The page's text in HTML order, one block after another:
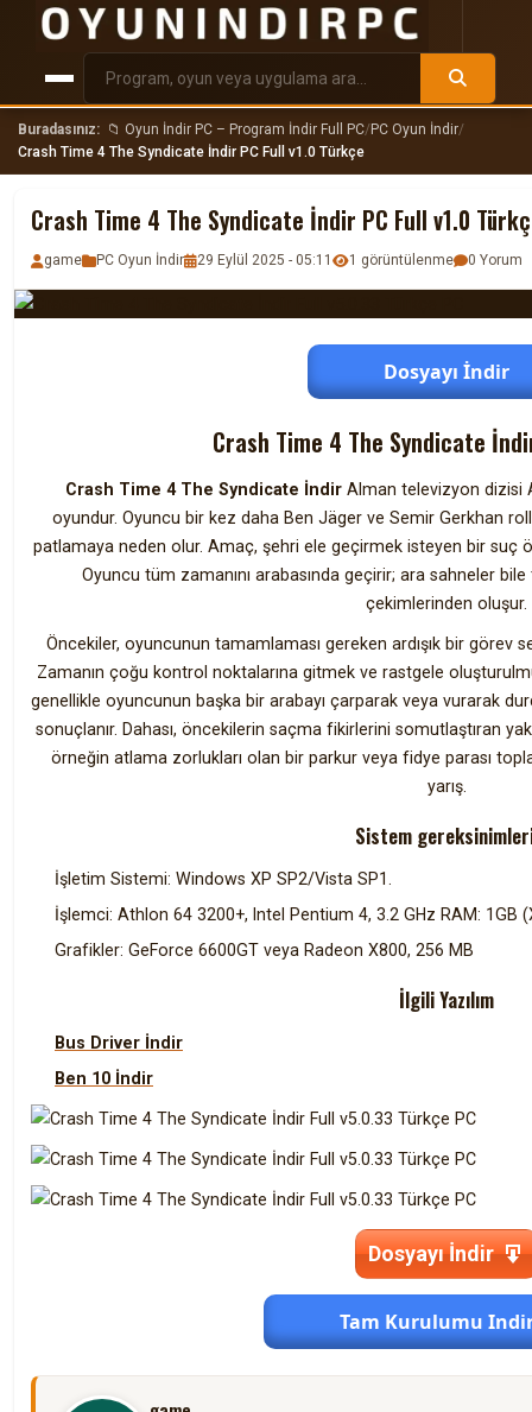
Buradasınız: 📁 Oyun İndir PC – Program İndir Full PC/PC Oyun İndir/
Crash Time 4 The Syndicate İndir PC Full v1.0 Türkçe
Crash Time 4 The Syndicate İndir PC Full v1.0
game PC Oyun İndir 29 Eylül 2025 - 05:11 1 görüntülenme 0 Yorum
Dosyayı İndir
Crash Time 4 The Syndicate
Crash Time 4 The Syndicate İndirAlman televizyon dizisi
oyundur. Oyuncu bir kez daha Ben Jäger ve Semir Gerkhan
patlamaya neden olur. Amaç, şehri ele geçirmek isteyen bir suç
Oyuncu tüm zamanını arabasında geçirir; ara sahneler
çekimlerinden oluşur.
Öncekiler, oyuncunun tamamlaması gereken ardışık bir görev
Zamanın çoğu kontrol noktalarına gitmek ve rastgele
genellikle oyuncunun başka bir arabayı çarparak veya vurarak
sonuçlanır. Dahası, öncekilerin saçma fikirlerini somutlaştıran
örneğin atlama zorlukları olan bir parkur veya fidye parası
yarış.
Sistem
İşletim Sistemi: Windows XP SP2/Vista SP1.
İşlemci: Athlon 64 3200+, Intel Pentium 4, 3.2 GHz RAM: 1GB
Grafikler: GeForce 6600GT veya Radeon X800, 256 MB
İlgili Yazılım
Bus Driver İndir
Ben 10 İndir
Dosyayı İndir
Tam Kurulumu